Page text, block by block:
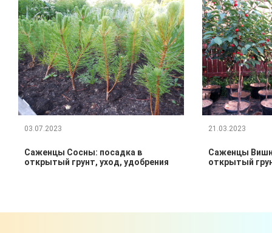
03.07.2023
Саженцы Сосны: посадка в
открытый грунт, уход, удобрения
21.03.2023
Саженцы
открытый